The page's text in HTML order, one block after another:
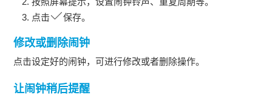
点击
保存。
修改或删除闹钟
点击设定好的闹钟，可进行修改或者删除操作。
让闹钟稍后提醒